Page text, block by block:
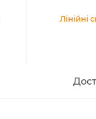
Лінійні